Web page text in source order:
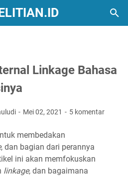
Linkage Bahasa
Mei 02, 2021 5 komentar
membedakan
, dan bagian dari perannya
ini akan memfokuskan
linkage, dan bagaimana